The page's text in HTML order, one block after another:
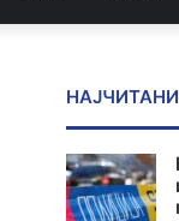
НАЈЧИТАНИ